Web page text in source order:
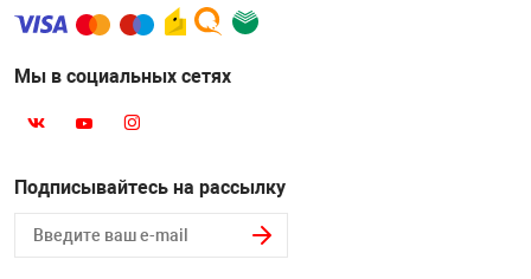
Мы в социальных сетях
Подписывайтесь на рассылку